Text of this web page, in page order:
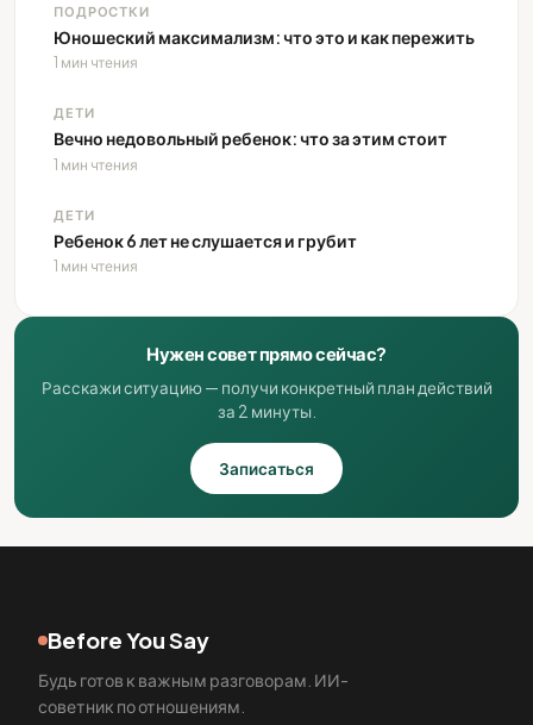
ПОДРОСТКИ
Юношеский максимализм: что это и как пережить
1 мин чтения
ДЕТИ
Вечно недовольный ребенок: что за этим стоит
1 мин чтения
ДЕТИ
Ребенок 6 лет не слушается и грубит
1 мин чтения
Нужен совет прямо сейчас?
Расскажи ситуацию — получи конкретный план действий
за 2 минуты.
Записаться
Before You Say
Будь готов к важным разговорам. ИИ-
советник по отношениям.